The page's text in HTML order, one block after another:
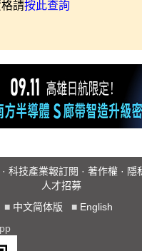
請按此查詢
· 科技產業報訂閱 · 著作權 · 隱
人才招募
■ 中文简体版 ■ English